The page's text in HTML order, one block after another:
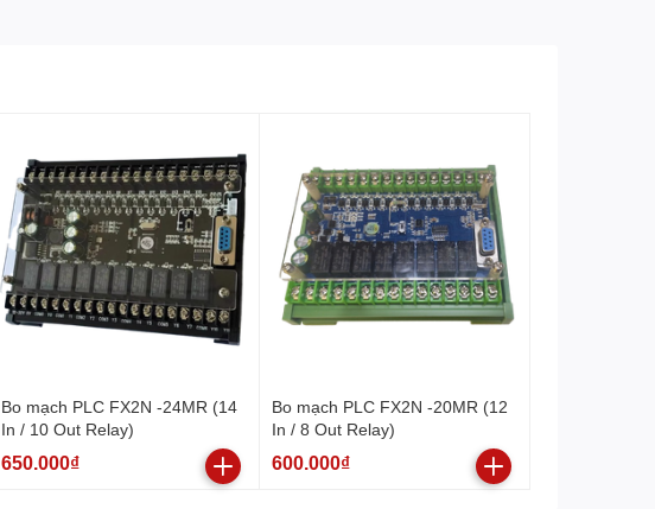
Bo mạch PLC FX2N -24MR (14
In / 10 Out Relay)
650.000₫
Bo mạch PLC FX2N -20MR (12
In / 8 Out Relay)
600.000₫